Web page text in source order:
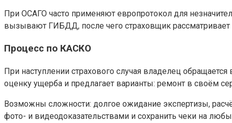
При ОСАГО часто применяют европротокол для
вызывают ГИБДД, после чего страховщик
Процесс по КАСКО
При наступлении страхового случая владелец
оценку ущерба и предлагает варианты: ремонт в своём
Возможны сложности: долгое ожидание экспертизы,
фото- и видеодоказательствами и сохранить чеки на